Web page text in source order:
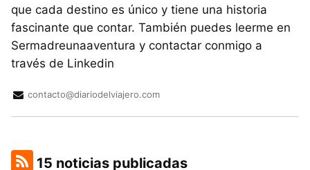
que cada destino es único y tiene una historia
fascinante que contar. También puedes leerme en
Sermadreunaaventura y contactar conmigo a
través de Linkedin
contacto@diariodelviajero.com
15 noticias publicadas